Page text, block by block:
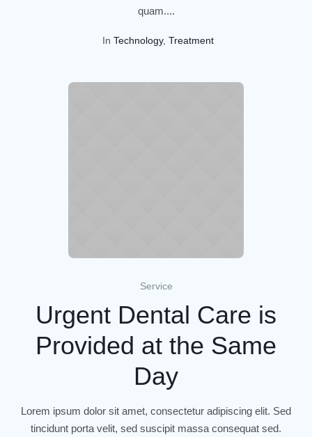
quam....
In Technology, Treatment
Service
Urgent Dental Care is
Provided at the Same
Day
Lorem ipsum dolor sit amet, consectetur adipiscing elit. Sed
tincidunt porta velit, sed suscipit massa consequat sed.